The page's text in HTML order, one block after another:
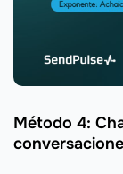
Método 4: